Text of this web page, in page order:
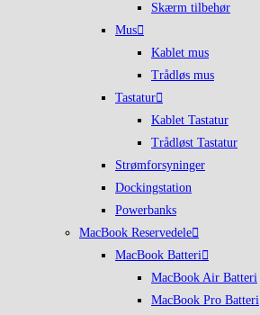
Skærm tilbehør
Mus
Kablet mus
Trådløs mus
Tastatur
Kablet Tastatur
Trådløst Tastatur
Strømforsyninger
Dockingstation
Powerbanks
MacBook Reservedele
MacBook Batteri
MacBook Air Batteri
MacBook Pro Batteri